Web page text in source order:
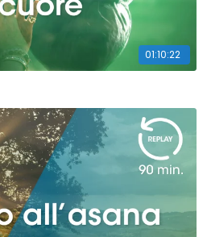
01:10:22